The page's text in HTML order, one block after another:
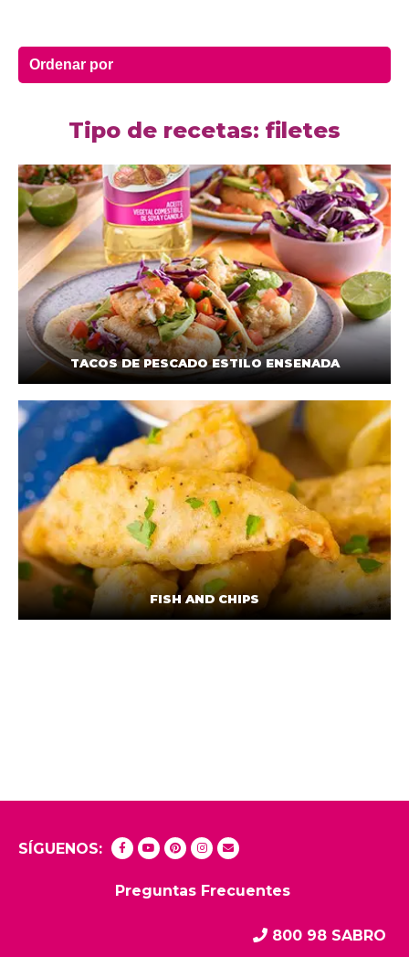
Tipo de recetas: filetes
TACOS DE PESCADO ESTILO ENSENADA
FISH AND CHIPS
SÍGUENOS:
Preguntas Frecuentes
800 98 SABRO